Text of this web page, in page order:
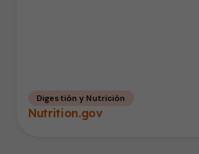
Digestión y Nutrición
Nutrition.gov